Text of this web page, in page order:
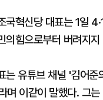
국혁신당 대표는 1일
의힘으로부터 버려지
는 유튜브 채널 '김어
며 이같이 말했다. 그